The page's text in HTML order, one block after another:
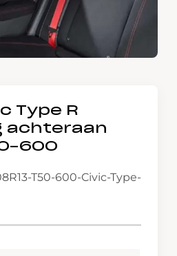
Type R
achteraan
600
T50-600-Civic-Type-